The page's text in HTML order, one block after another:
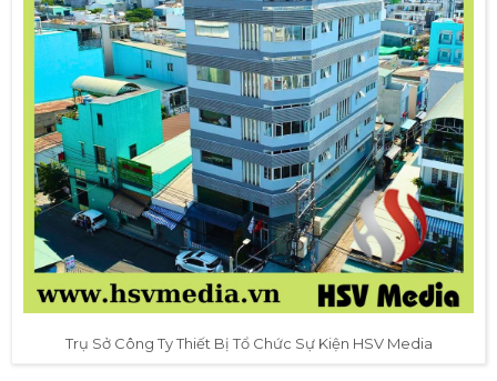
THÔNG TIN LIÊN HỆ CÔNG TY CP GIẢI PHÁP
SỰ KIỆN HOÀNG SA VIỆT
Hotline:0978.672.682
Website:
https://hsvmedia.vn/
Địa Chỉ:184/20 Lê Đình Cẩn, Phường Tân Tạo,
Quận Bình Tân, TP.HCM